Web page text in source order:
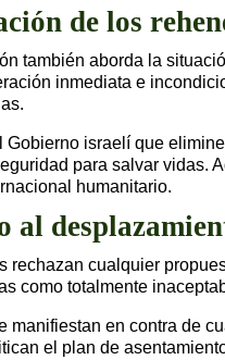
de los
también aborda la
inmediata e
Gobierno israelí que
para salvar vidas.
humanitario.
al
rechazan cualquier
como totalmente
manifiestan en contra de
el plan de